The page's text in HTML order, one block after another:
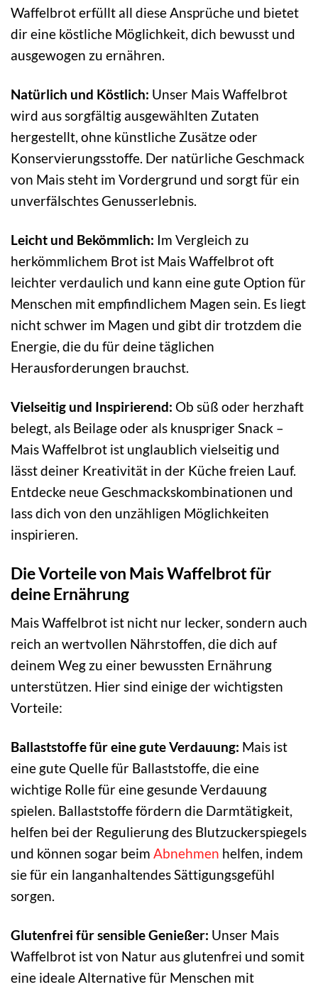
Waffelbrot erfüllt all diese Ansprüche und bietet
dir eine köstliche Möglichkeit, dich bewusst und
ausgewogen zu ernähren.
Natürlich und Köstlich: Unser Mais Waffelbrot
wird aus sorgfältig ausgewählten Zutaten
hergestellt, ohne künstliche Zusätze oder
Konservierungsstoffe. Der natürliche Geschmack
von Mais steht im Vordergrund und sorgt für ein
unverfälschtes Genusserlebnis.
Leicht und Bekömmlich: Im Vergleich zu
herkömmlichem Brot ist Mais Waffelbrot oft
leichter verdaulich und kann eine gute Option für
Menschen mit empfindlichem Magen sein. Es liegt
nicht schwer im Magen und gibt dir trotzdem die
Energie, die du für deine täglichen
Herausforderungen brauchst.
Vielseitig und Inspirierend: Ob süß oder herzhaft
belegt, als Beilage oder als knuspriger Snack –
Mais Waffelbrot ist unglaublich vielseitig und
lässt deiner Kreativität in der Küche freien Lauf.
Entdecke neue Geschmackskombinationen und
lass dich von den unzähligen Möglichkeiten
inspirieren.
Die Vorteile von Mais Waffelbrot für
deine Ernährung
Mais Waffelbrot ist nicht nur lecker, sondern auch
reich an wertvollen Nährstoffen, die dich auf
deinem Weg zu einer bewussten Ernährung
unterstützen. Hier sind einige der wichtigsten
Vorteile:
Ballaststoffe für eine gute Verdauung: Mais ist
eine gute Quelle für Ballaststoffe, die eine
wichtige Rolle für eine gesunde Verdauung
spielen. Ballaststoffe fördern die Darmtätigkeit,
helfen bei der Regulierung des Blutzuckerspiegels
und können sogar beim Abnehmen helfen, indem
sie für ein langanhaltendes Sättigungsgefühl
sorgen.
Glutenfrei für sensible Genießer: Unser Mais
Waffelbrot ist von Natur aus glutenfrei und somit
eine ideale Alternative für Menschen mit